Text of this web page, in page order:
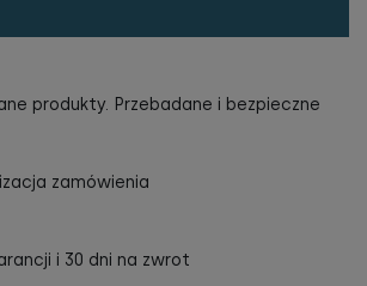
produkty. Przebadane i bezpieczne
zamówienia
i 30 dni na zwrot